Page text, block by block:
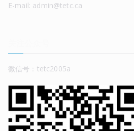
E-mail: admin@tetc.ca
微信号：tetc2005a